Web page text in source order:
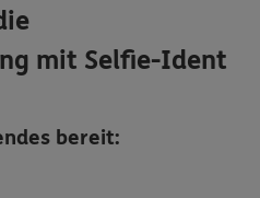
mit Selfie-Ident
bereit: